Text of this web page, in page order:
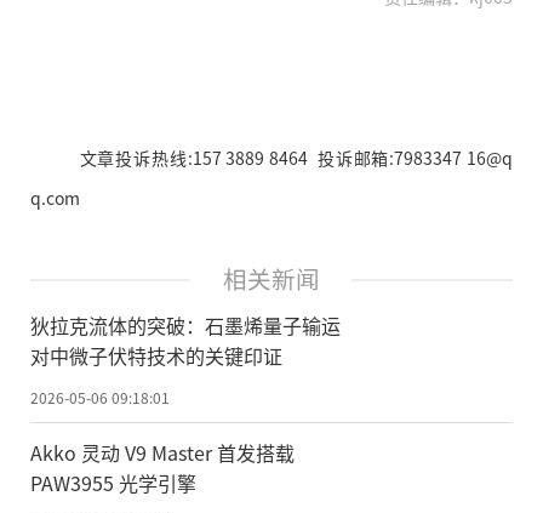
文章投诉热线:157 3889 8464 投诉邮箱:7983347 16@q
q.com
相关新闻
狄拉克流体的突破：石墨烯量子输运
对中微子伏特技术的关键印证
2026-05-06 09:18:01
Akko 灵动 V9 Master 首发搭载
PAW3955 光学引擎